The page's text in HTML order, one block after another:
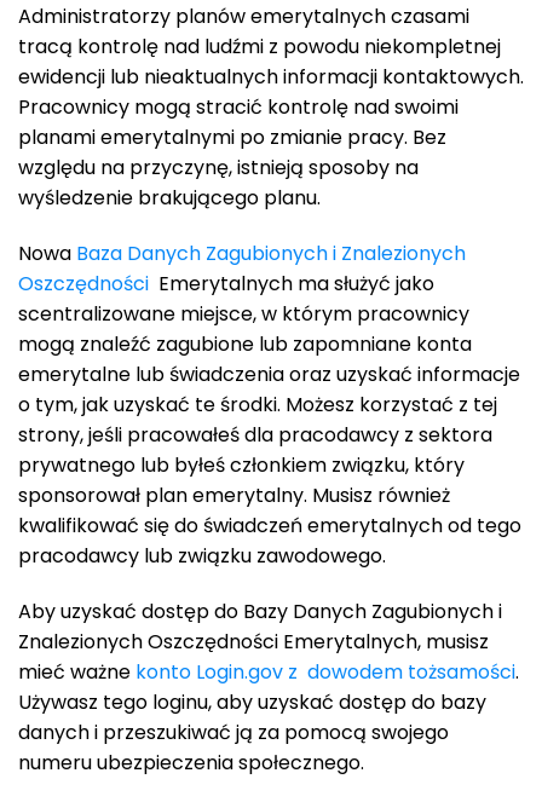
Administratorzy planów emerytalnych czasami
tracą kontrolę nad ludźmi z powodu niekompletnej
ewidencji lub nieaktualnych informacji kontaktowych.
Pracownicy mogą stracić kontrolę nad swoimi
planami emerytalnymi po zmianie pracy. Bez
względu na przyczynę, istnieją sposoby na
wyśledzenie brakującego planu.
Nowa Baza Danych Zagubionych i Znalezionych
Oszczędności Emerytalnych ma służyć jako
scentralizowane miejsce, w którym pracownicy
mogą znaleźć zagubione lub zapomniane konta
emerytalne lub świadczenia oraz uzyskać informacje
o tym, jak uzyskać te środki. Możesz korzystać z tej
strony, jeśli pracowałeś dla pracodawcy z sektora
prywatnego lub byłeś członkiem związku, który
sponsorował plan emerytalny. Musisz również
kwalifikować się do świadczeń emerytalnych od tego
pracodawcy lub związku zawodowego.
Aby uzyskać dostęp do Bazy Danych Zagubionych i
Znalezionych Oszczędności Emerytalnych, musisz
mieć ważne konto Login.gov z dowodem tożsamości.
Używasz tego loginu, aby uzyskać dostęp do bazy
danych i przeszukiwać ją za pomocą swojego
numeru ubezpieczenia społecznego.